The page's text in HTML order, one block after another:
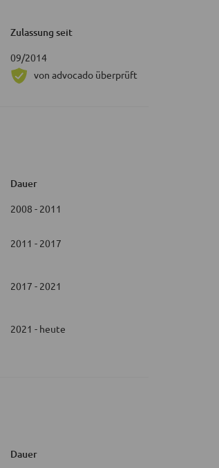
Zulassung seit
09/2014
von advocado überprüft
Dauer
2008 - 2011
2011 - 2017
2017 - 2021
2021 - heute
Dauer